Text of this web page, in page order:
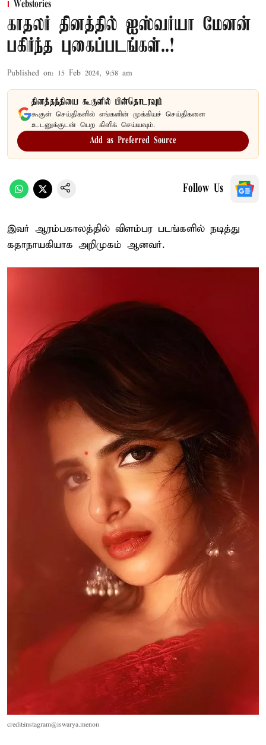
Webstories
காதலர் தினத்தில் ஐஸ்வர்யா மேனன்
பகிர்ந்த புகைப்படங்கள்..!
Published on: 15 Feb 2024, 9:58 am
தினத்தந்தியை கூகுளில் பின்தொடரவும்
கூகுள் செய்திகளில் எங்களின் முக்கியச் செய்திகளை
உடனுக்குடன் பெற கிளிக் செய்யவும்.
Add as Preferred Source
Follow Us
இவர் ஆரம்பகாலத்தில் விளம்பர படங்களில் நடித்து
கதாநாயகியாக அறிமுகம் ஆனவர்.
credit:instagram@iswarya.menon